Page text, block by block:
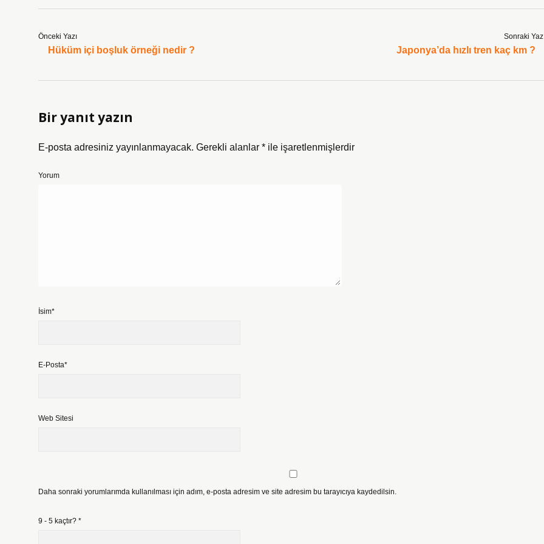
Önceki Yazı
Hüküm içi boşluk örneği nedir ?
Sonraki
Japonya’da hızlı tren kaç km ?
Bir yanıt yazın
E-posta adresiniz yayınlanmayacak. Gerekli alanlar * ile işaretlenmişlerdir
Yorum
İsim*
E-Posta*
Web Sitesi
Daha sonraki yorumlarımda kullanılması için adım, e-posta adresim ve site adresim bu tarayıcıya kaydedilsin.
9 - 5 kaçtır? *